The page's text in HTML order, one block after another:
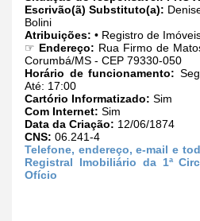
Escrivão(ã) Substituto(a):
Bolini
Atribuições: • Registro de
☞ Endereço: Rua Firmo de
Corumbá/MS - CEP 79330-050
Horário de funcionamento:
Até: 17:00
Cartório Informatizado: Sim
Com Internet: Sim
Data da Criação: 12/06/1874
CNS: 06.241-4
Telefone, endereço, e-mail e
Registral Imobiliário da 1ª
Ofício